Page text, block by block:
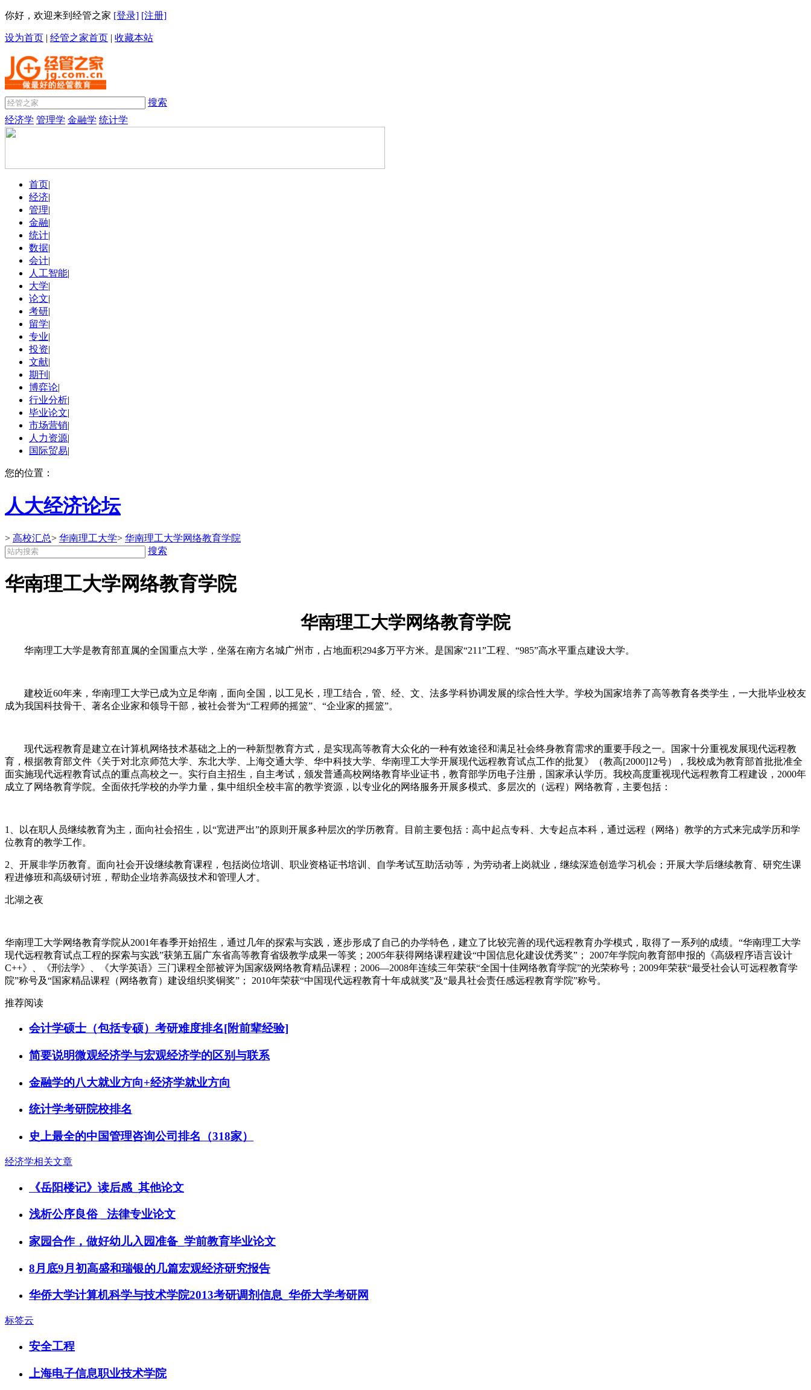
你好，欢迎来到经管之家 [登录] [注册]
设为首页 | 经管之家首页 | 收藏本站
搜索
经济学 管理学 金融学 统计学
首页|
经济|
管理|
金融|
统计|
数据|
会计|
人工智能|
大学|
论文|
考研|
留学|
专业|
投资|
文献|
期刊 |
博弈论|
行业分析|
毕业论文|
市场营销|
人力资源|
国际贸易|
您的位置：
人大经济论坛
> 高校汇总> 华南理工大学> 华南理工大学网络教育学院
搜索
华南理工大学网络教育学院
华南理工大学网络教育学院
华南理工大学是教育部直属的全国重点大学，坐落在南方名城广州市，占地面积294多万平方米。是国家“211”工程、“985”高水平重点建设大学。
建校近60年来，华南理工大学已成为立足华南，面向全国，以工见长，理工结合，管、经、文、法多学科协调发展的综合性大学。学校为国家培养了高等教育各类学生，一大批毕业校友
成为我国科技骨干、著名企业家和领导干部，被社会誉为“工程师的摇篮”、“企业家的摇篮”。
现代远程教育是建立在计算机网络技术基础之上的一种新型教育方式，是实现高等教育大众化的一种有效途径和满足社会终身教育需求的重要手段之一。国家十分重视发展现代远程教
育，根据教育部文件《关于对北京师范大学、东北大学、上海交通大学、华中科技大学、华南理工大学开展现代远程教育试点工作的批复》（教高[2000]12号），我校成为教育部首批批准全
面实施现代远程教育试点的重点高校之一。实行自主招生，自主考试，颁发普通高校网络教育毕业证书，教育部学历电子注册，国家承认学历。我校高度重视现代远程教育工程建设， 2000年
成立了网络教育学院。全面依托学校的办学力量，集中组织全校丰富的教学资源，以专业化的网络服务开展多模式、多层次的（远程）网络教育，主要包括：
1
、以在职人员继续教育为主，面向社会招生，以“宽进严出”的原则开展多种层次的学历教育。目前主要包括：高中起点专科、大专起点本科，通过远程（网络）教学的方式来完成学历和学
位教育的教学工作。
2 、开展非学历教育。面向社会开设继续教育课程，包括岗位培训、职业资格证书培训、自学考试互助活动等，为劳动者上岗就业，继续深造创造学习机会；开展大学后继续教育、研究生课
程进修班和高级研讨班，帮助企业培养高级技术和管理人才。
北湖之夜
华南理工大学网络教育学院从2001年春季开始招生，通过几年的探索与实践，逐步形成了自己的办学特色，建立了比较完善的现代远程教育办学模式，取得了一系列的成绩。“华南理工大学
现代远程教育试点工程的探索与实践”获第五届广东省高等教育省级教学成果一等奖； 2005年获得网络课程建设“中国信息化建设优秀奖”； 2007年学院向教育部申报的《高级程序语言设计
C++》、《刑法学》、《大学英语》三门课程全部被评为国家级网络教育精品课程； 2006—2008年连续三年荣获“全国十佳网络教育学院”的光荣称号； 2009年荣获“最受社会认可远程教育学
院”称号及“国家精品课程（网络教育）建设组织奖铜奖”；
2010年荣获“中国现代远程教育十年成就奖”及“最具社会责任感远程教育学院”称号。
推荐阅读
会计学硕士（包括专硕）考研难度排名[附前辈经验]
简要说明微观经济学与宏观经济学的区别与联系
金融学的八大就业方向+经济学就业方向
统计学考研院校排名
史上最全的中国管理咨询公司排名（318家）
经济学相关文章
《岳阳楼记》读后感_其他论文
浅析公序良俗 _法律专业论文
家园合作，做好幼儿入园准备_学前教育毕业论文
8月底9月初高盛和瑞银的几篇宏观经济研究报告
华侨大学计算机科学与技术学院2013考研调剂信息_华侨大学考研网
标签云
安全工程
上海电子信息职业技术学院